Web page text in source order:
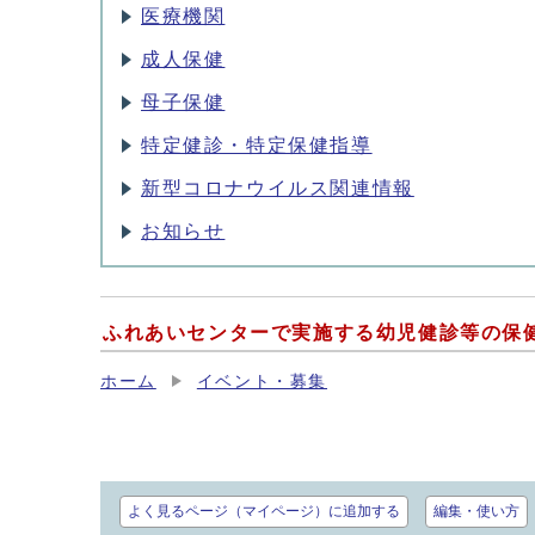
医療機関
成人保健
母子保健
特定健診・特定保健指導
新型コロナウイルス関連情報
お知らせ
ふれあいセンターで実施する幼児健診等の保
ホーム イベント・募集
よく見るページ（マイページ）に追加する 編集・使い方